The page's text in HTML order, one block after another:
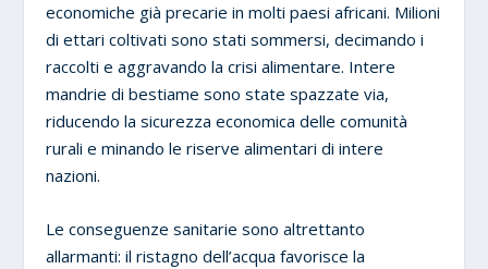
economiche già precarie in molti paesi africani. Milioni
di ettari coltivati sono stati sommersi, decimando i
raccolti e aggravando la crisi alimentare. Intere
mandrie di bestiame sono state spazzate via,
riducendo la sicurezza economica delle comunità
rurali e minando le riserve alimentari di intere
nazioni.
Le conseguenze sanitarie sono altrettanto
allarmanti: il ristagno dell’acqua favorisce la